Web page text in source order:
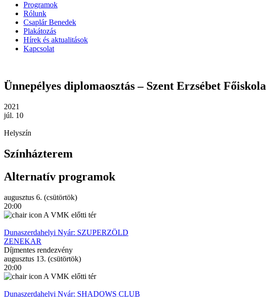
Programok
Rólunk
Csaplár Benedek
Plakátozás
Hírek és aktualitások
Kapcsolat
Ünnepélyes diplomaosztás – Szent Erzsébet Főiskola
2021
júl. 10
Helyszín
Színházterem
Alternatív programok
augusztus 6. (csütörtök)
20:00
A VMK előtti tér
Dunaszerdahelyi Nyár: SZUPERZÖLD
ZENEKAR
Díjmentes rendezvény
augusztus 13. (csütörtök)
20:00
A VMK előtti tér
Dunaszerdahelyi Nyár: SHADOWS CLUB